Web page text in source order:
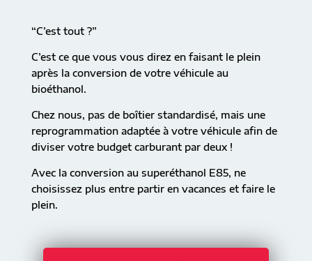
“C’est tout ?”
C’est ce que vous vous direz en faisant le plein
après la conversion de votre véhicule au
bioéthanol.
Chez nous, pas de boîtier standardisé, mais une
reprogrammation adaptée à votre véhicule afin de
diviser votre budget carburant par deux !
Avec la conversion au superéthanol E85, ne
choisissez plus entre partir en vacances et faire le
plein.